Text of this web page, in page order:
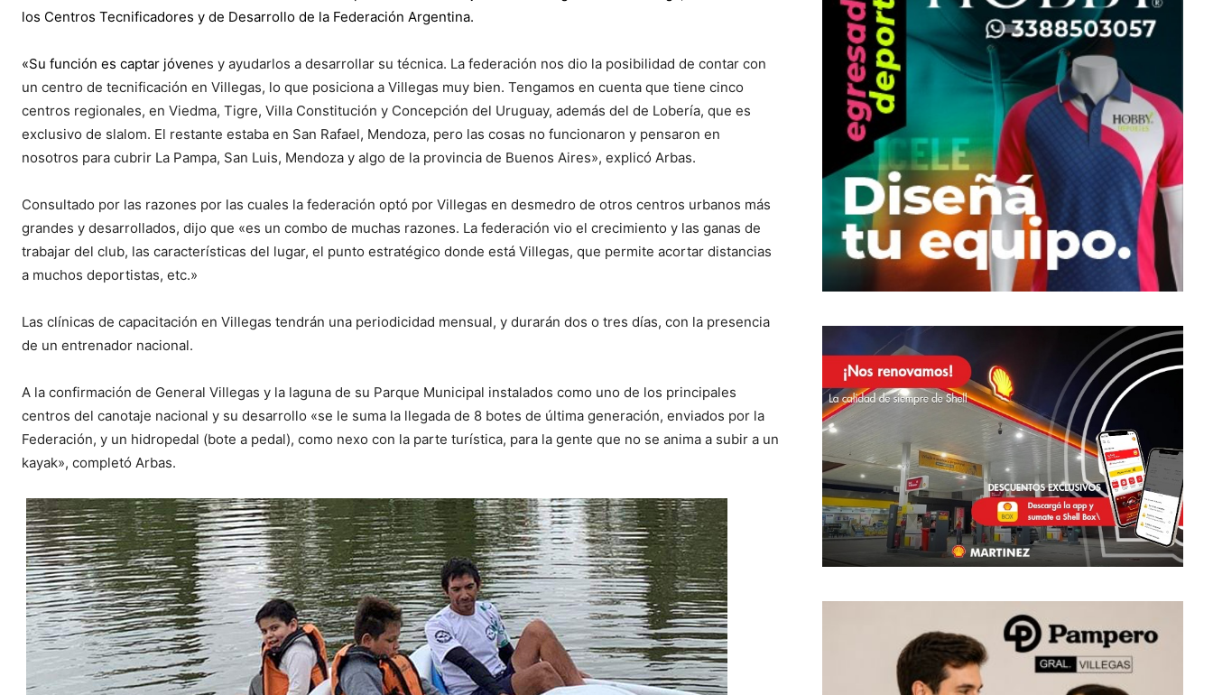
los Centros Tecnificadores y de Desarrollo de la Federación Argentina.
«Su función es captar jóvenes y ayudarlos a desarrollar su técnica. La federación nos dio la posibilidad de contar con
un centro de tecnificación en Villegas, lo que posiciona a Villegas muy bien. Tengamos en cuenta que tiene cinco
centros regionales, en Viedma, Tigre, Villa Constitución y Concepción del Uruguay, además del de Lobería, que es
exclusivo de slalom. El restante estaba en San Rafael, Mendoza, pero las cosas no funcionaron y pensaron en
nosotros para cubrir La Pampa, San Luis, Mendoza y algo de la provincia de Buenos Aires», explicó Arbas.
Consultado por las razones por las cuales la federación optó por Villegas en desmedro de otros centros urbanos más
grandes y desarrollados, dijo que «es un combo de muchas razones. La federación vio el crecimiento y las ganas de
trabajar del club, las características del lugar, el punto estratégico donde está Villegas, que permite acortar distancias
a muchos deportistas, etc.»
Las clínicas de capacitación en Villegas tendrán una periodicidad mensual, y durarán dos o tres días, con la presencia
de un entrenador nacional.
A la confirmación de General Villegas y la laguna de su Parque Municipal instalados como uno de los principales
centros del canotaje nacional y su desarrollo «se le suma la llegada de 8 botes de última generación, enviados por la
Federación, y un hidropedal (bote a pedal), como nexo con la parte turística, para la gente que no se anima a subir a un
kayak», completó Arbas.